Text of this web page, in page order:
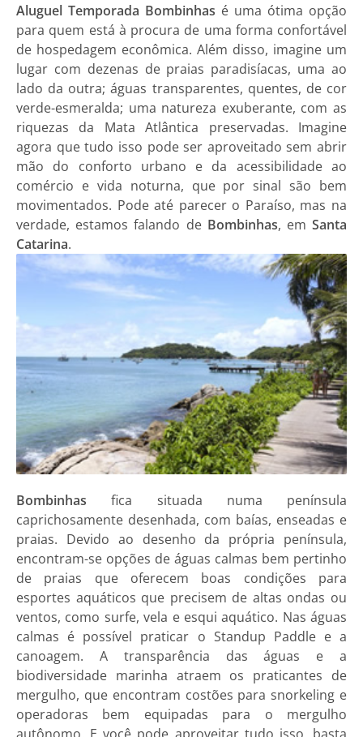
Aluguel Temporada Bombinhas é uma ótima opção
para quem está à procura de uma forma confortável
de hospedagem econômica. Além disso, imagine um
lugar com dezenas de praias paradisíacas, uma ao
lado da outra; águas transparentes, quentes, de cor
verde-esmeralda; uma natureza exuberante, com as
riquezas da Mata Atlântica preservadas. Imagine
agora que tudo isso pode ser aproveitado sem abrir
mão do conforto urbano e da acessibilidade ao
comércio e vida noturna, que por sinal são bem
movimentados. Pode até parecer o Paraíso, mas na
verdade, estamos falando de Bombinhas, emSanta
Catarina.
Bombinhas fica situada numa península
caprichosamente desenhada, com baías, enseadas e
praias. Devido ao desenho da própria península,
encontram-se opções de águas calmas bem pertinho
de praias que oferecem boas condições para
esportes aquáticos que precisem de altas ondas ou
ventos, como surfe, vela e esqui aquático. Nas águas
calmas é possível praticar o Standup Paddle e a
canoagem. A transparência das águas e a
biodiversidade marinha atraem os praticantes de
mergulho, que encontram costões para snorkeling e
operadoras bem equipadas para o mergulho